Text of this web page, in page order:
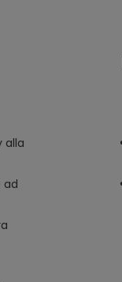
alla
ad